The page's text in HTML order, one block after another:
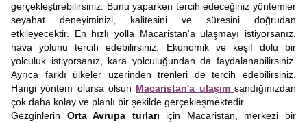
gerçekleştirebilirsiniz. Bunu yaparken tercih edeceğiniz yöntemler
seyahat deneyiminizi, kalitesini ve süresini doğrudan
etkileyecektir. En hızlı yolla Macaristan'a ulaşmayı istiyorsanız,
hava yolunu tercih edebilirsiniz. Ekonomik ve keşif dolu bir
yolculuk istiyorsanız, kara yolculuğundan da faydalanabilirsiniz.
Ayrıca farklı ülkeler üzerinden trenleri de tercih edebilirsiniz.
Hangi yöntem olursa olsun Macaristan'a ulaşım sandığınızdan
çok daha kolay ve planlı bir şekilde gerçekleşmektedir.
Gezginlerin Orta Avrupa turları için Macaristan, merkezi bir